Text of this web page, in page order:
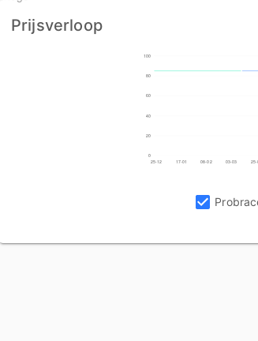
Prijsverloop
0
20
40
60
80
100
25-12 17-01 08-02 03-03 25-